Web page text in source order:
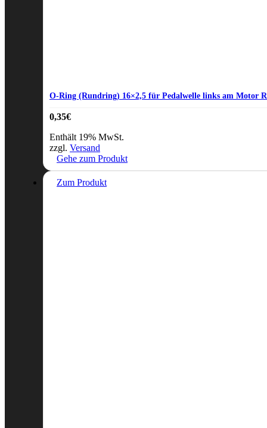
O-Ring (Rundring) 16×2,5 für Pedalwelle links am Motor
0,35€
Enthält 19% MwSt.
zzgl. Versand
Gehe zum Produkt
Zum Produkt